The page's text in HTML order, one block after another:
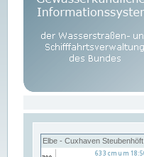
Elbe - Cuxhaven Steubenhöft